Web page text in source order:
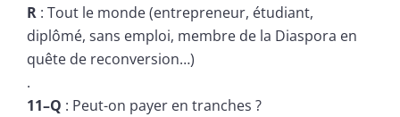
R : Tout le monde (entrepreneur, étudiant,
diplômé, sans emploi, membre de la Diaspora en
quête de reconversion…)
.
11–Q : Peut-on payer en tranches ?